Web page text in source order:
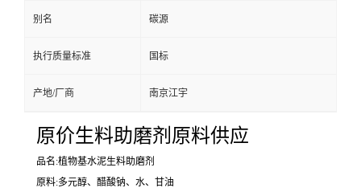
别名 碳源
执行质量标准 国标
产地/厂商 南京江宇
原价生料助磨剂原料供应
品名:植物基水泥生料助磨剂
原料:多元醇、醋酸钠、水、甘油